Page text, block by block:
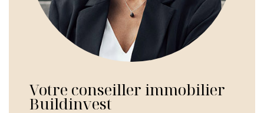
Votre conseiller immobilier
Buildinvest